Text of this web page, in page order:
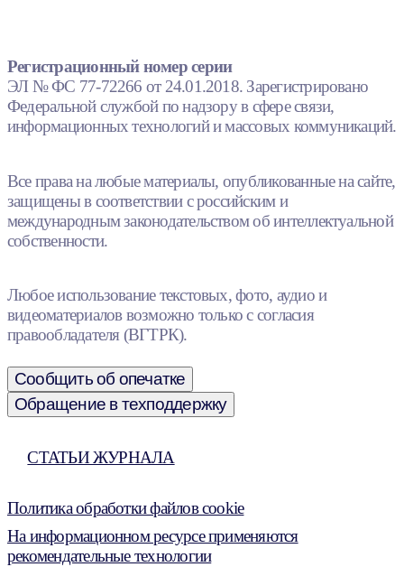
Регистрационный номер серии
ЭЛ № ФС 77-72266 от 24.01.2018. Зарегистрировано
Федеральной службой по надзору в сфере связи,
информационных технологий и массовых коммуникаций.
Все права на любые материалы, опубликованные на сайте,
защищены в соответствии с российским и
международным законодательством об интеллектуальной
собственности.
Любое использование текстовых, фото, аудио и
видеоматериалов возможно только с согласия
правообладателя (ВГТРК).
Сообщить об опечатке
Обращение в техподдержку
СТАТЬИ ЖУРНАЛА
Политика обработки файлов cookie
На информационном ресурсе применяются
рекомендательные технологии